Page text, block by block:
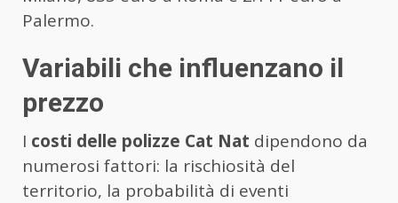
Palermo.
Variabili che influenzano il
prezzo
I costi delle polizze Cat Nat dipendono da
numerosi fattori: la rischiosità del
territorio, la probabilità di eventi